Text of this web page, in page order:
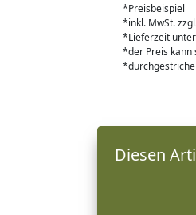
*Preisbeispiel
*inkl. MwSt.
*Lieferzeit
*der Preis kann
Diesen